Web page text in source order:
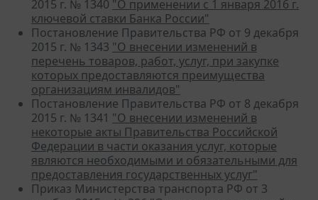
2015 г. № 1340 "О применении с 1 января 2016 г.
ключевой ставки Банка России"
Постановление Правительства РФ от 9 декабря
2015 г. № 1343 "О внесении изменений в
перечень товаров, работ, услуг, при закупке
которых предоставляются преимущества
организациям инвалидов"
Постановление Правительства РФ от 8 декабря
2015 г. № 1341 "О внесении изменений в
некоторые акты Правительства Российской
Федерации в части оказания услуг, которые
являются необходимыми и обязательными для
предоставления государственных услуг"
Приказ Министерства транспорта РФ от 3